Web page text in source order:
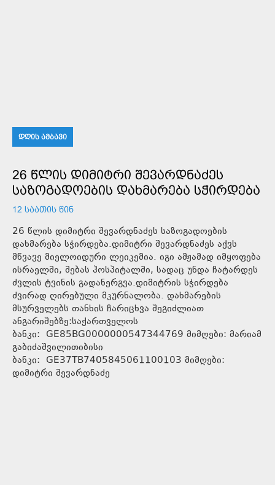
ᲓᲦᲘᲡ ᲐᲛᲑᲐᲕᲘ
26 ᲬᲚᲘᲡ ᲓᲘᲛᲘᲢᲠᲘ ᲨᲔᲕᲐᲠᲓᲜᲐᲫᲔᲡ
ᲡᲐᲖᲝᲒᲐᲓᲝᲔᲑᲘᲡ ᲓᲐᲮᲛᲐᲠᲔᲑᲐ ᲡᲭᲘᲠᲓᲔᲑᲐ
12 ᲡᲐᲐᲗᲘᲡ ᲬᲘᲜ
26 წლის დიმიტრი შევარდნაძეს საზოგადოების
დახმარება სჭირდება.დიმიტრი შევარდნაძეს აქვს
მწვავე მიელოიდური ლეიკემია. იგი ამჟამად იმყოფება
ისრაელში, შებას ჰოსპიტალში, სადაც უნდა ჩატარდეს
ძვლის ტვინის გადანერგვა.დიმიტრის სჭირდება
ძვირად ღირებული მკურნალობა. დახმარების
მსურველებს თანხის ჩარიცხვა შეგიძლიათ
ანგარიშებზე:საქართველოს
ბანკი: GE85BG0000000547344769 მიმღები: მარიამ
გაბიძაშვილითიბისი
ბანკი: GE37TB7405845061100103 მიმღები:
დიმიტრი შევარდნაძე